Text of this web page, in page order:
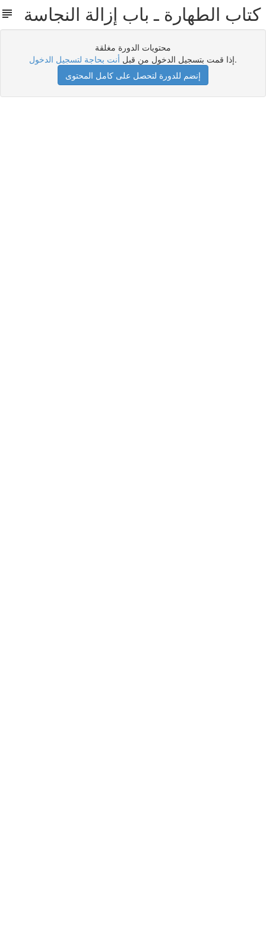
كتاب الطهارة ـ باب إزالة النجاسة
محتويات الدورة مغلقة
إذا قمت بتسجيل الدخول من قبل أنت بحاجة لتسجيل الدخول
.
إنضم للدورة لتحصل على كامل المحتوى